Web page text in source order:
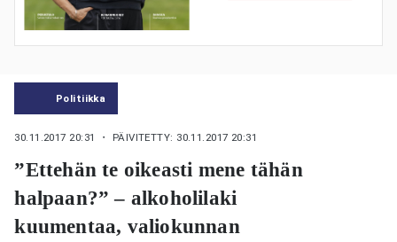
Politiikka
30.11.2017 20:31 ・ PÄIVITETTY: 30.11.2017 20:31
”Ettehän te oikeasti mene tähän
halpaan?” – alkoholilaki
kuumentaa, valiokunnan